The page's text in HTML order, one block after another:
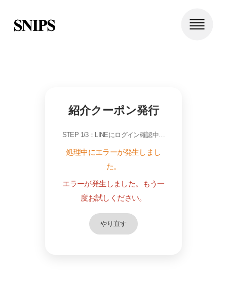
紹介クーポン発行
STEP 1/3：LINEにログイン確認中…
処理中にエラーが発生しまし
た。
エラーが発生しました。もう一
度お試しください。
やり直す